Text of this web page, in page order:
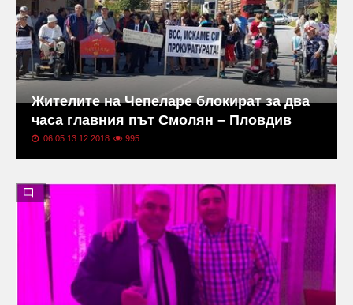
Жителите на Чепеларе блокират за два
часа главния път Смолян – Пловдив
06:05 13.12.2018 995